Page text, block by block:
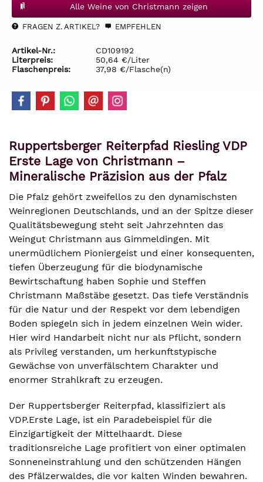
Alle Weine von Christmann zeigen
FRAGEN Z. ARTIKEL? EMPFEHLEN
Artikel-Nr.:
CD109192
Literpreis:
50,64 €/Liter
Flaschenpreis:
37,98 €/Flasche(n)
Ruppertsberger Reiterpfad Riesling VDP
Erste Lage von Christmann –
Mineralische Präzision aus der Pfalz
Die Pfalz gehört zweifellos zu den dynamischsten
Weinregionen Deutschlands, und an der Spitze dieser
Qualitätsbewegung steht seit Jahrzehnten das
Weingut Christmann aus Gimmeldingen. Mit
unermüdlichem Pioniergeist und einer konsequenten,
tiefen Überzeugung für die biodynamische
Bewirtschaftung haben Sophie und Steffen
Christmann Maßstäbe gesetzt. Das tiefe Verständnis
für die Natur und der Respekt vor dem lebendigen
Boden spiegeln sich in jedem einzelnen Wein wider.
Hier wird Handarbeit nicht nur als Pflicht, sondern
als Privileg verstanden, um herkunftstypische
Gewächse von unverfälschtem Charakter und
enormer Strahlkraft zu erzeugen.
Der Ruppertsberger Reiterpfad, klassifiziert als
VDP.Erste Lage, ist ein Paradebeispiel für die
Einzigartigkeit der Mittelhaardt. Diese
traditionsreiche Lage profitiert von einer optimalen
Sonneneinstrahlung und den schützenden Hängen
des Pfälzerwaldes, die vor kalten Winden bewahren.